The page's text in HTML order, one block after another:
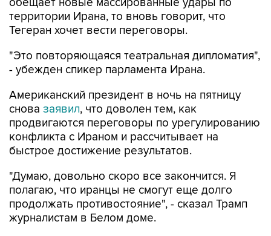
обещает новые массированные удары по
территории Ирана, то вновь говорит, что
Тегеран хочет вести переговоры.
"Это повторяющаяся театральная дипломатия",
- убежден спикер парламента Ирана.
Американский президент в ночь на пятницу
снова заявил, что доволен тем, как
продвигаются переговоры по урегулированию
конфликта с Ираном и рассчитывает на
быстрое достижение результатов.
"Думаю, довольно скоро все закончится. Я
полагаю, что иранцы не смогут еще долго
продолжать противостояние", - сказал Трамп
журналистам в Белом доме.